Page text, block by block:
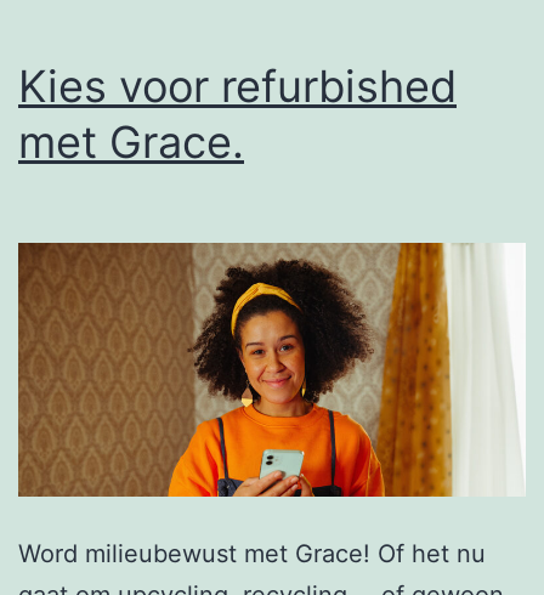
Kies voor refurbished
met Grace.
Word milieubewust met Grace! Of het nu